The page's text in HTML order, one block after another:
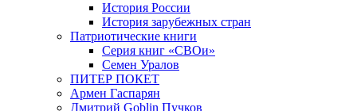
История России
История зарубежных стран
Патриотические книги
Серия книг «СВОи»
Семен Уралов
ПИТЕР ПОКЕТ
Армен Гаспарян
Дмитрий Goblin Пучков